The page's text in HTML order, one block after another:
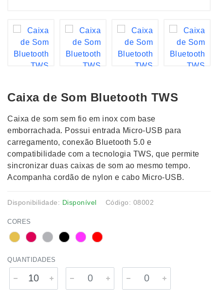
Caixa de Som Bluetooth TWS
Caixa de som sem fio em inox com base
emborrachada. Possui entrada Micro-USB para
carregamento, conexão Bluetooth 5.0 e
compatibilidade com a tecnologia TWS, que permite
sincronizar duas caixas de som ao mesmo tempo.
Acompanha cordão de nylon e cabo Micro-USB.
Disponibilidade: Disponível Código: 08002
CORES
QUANTIDADES